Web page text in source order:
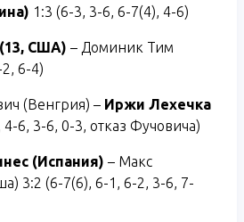
1:3 (6-3, 3-6, 6-7(4), 4-6)
США) – Доминик Тим
6-4)
(Венгрия) – Иржи Лехечка
4-6, 3-6, 0-3, отказ Фучовича)
(Испания) – Макс
3:2 (6-7(6), 6-1, 6-2, 3-6, 7-